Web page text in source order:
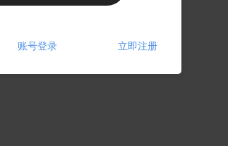
账号登录 立即注册